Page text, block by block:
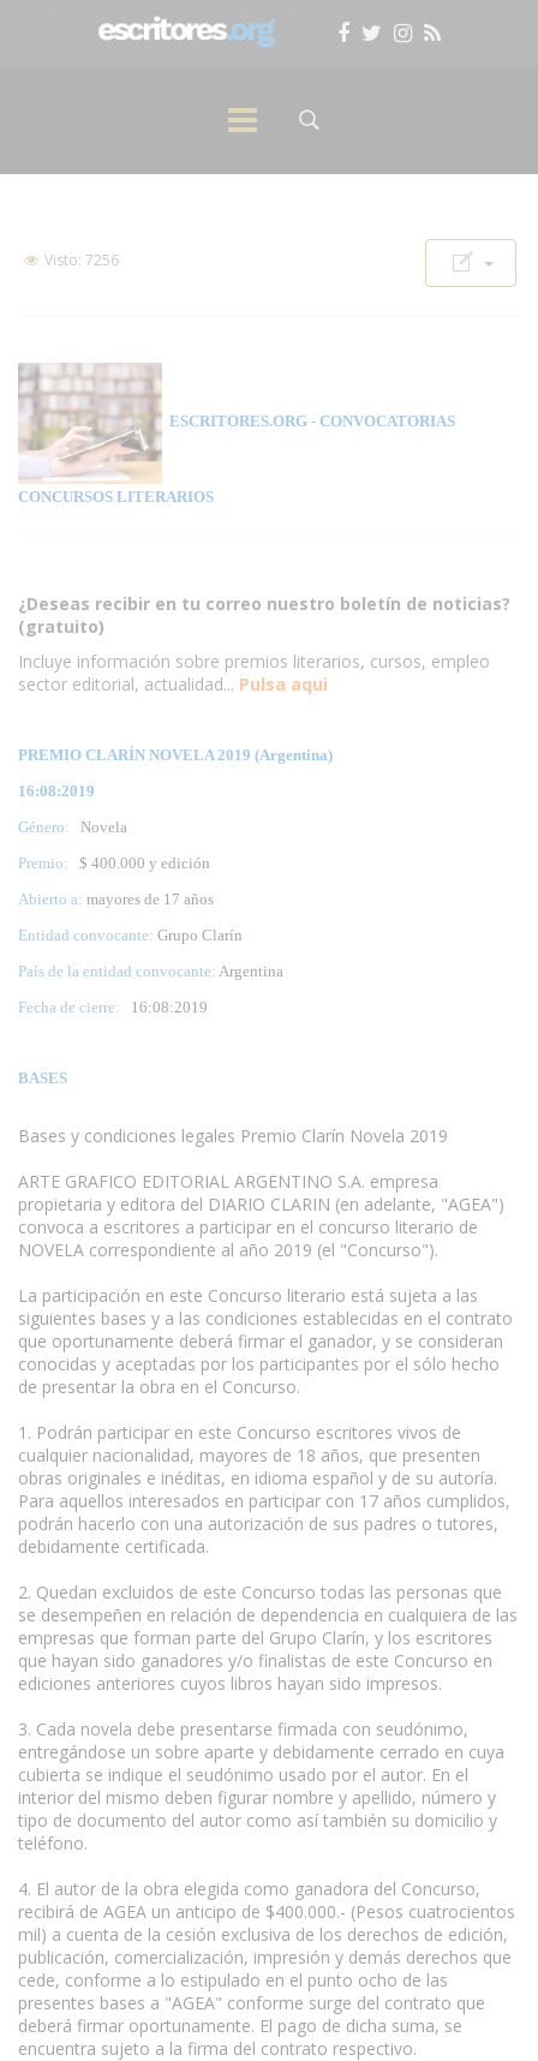
Visto: 7256
ESCRITORES.ORG - CONVOCATORIAS
CONCURSOS LITERARIOS
¿Deseas recibir en tu correo nuestro boletín de noticias?
(gratuito)
Incluye información sobre premios literarios, cursos, empleo
sector editorial, actualidad... Pulsa aqui
PREMIO CLARÍN NOVELA 2019 (Argentina)
16:08:2019
Género: Novela
Premio:
$ 400.000 y edición
Abierto a: mayores de 17 años
Entidad convocante: Grupo Clarín
País de la entidad convocante: Argentina
Fecha de cierre: 16:08:2019
BASES
Bases y condiciones legales Premio Clarín Novela 2019
ARTE GRAFICO EDITORIAL ARGENTINO S.A. empresa
propietaria y editora del DIARIO CLARIN (en adelante, "AGEA")
convoca a escritores a participar en el concurso literario de
NOVELA correspondiente al año 2019 (el "Concurso").
La participación en este Concurso literario está sujeta a las
siguientes bases y a las condiciones establecidas en el contrato
que oportunamente deberá firmar el ganador, y se consideran
conocidas y aceptadas por los participantes por el sólo hecho
de presentar la obra en el Concurso.
1. Podrán participar en este Concurso escritores vivos de
cualquier nacionalidad, mayores de 18 años, que presenten
obras originales e inéditas, en idioma español y de su autoría.
Para aquellos interesados en participar con 17 años cumplidos,
podrán hacerlo con una autorización de sus padres o tutores,
debidamente certificada.
2. Quedan excluidos de este Concurso todas las personas que
se desempeñen en relación de dependencia en cualquiera de las
empresas que forman parte del Grupo Clarín, y los escritores
que hayan sido ganadores y/o finalistas de este Concurso en
ediciones anteriores cuyos libros hayan sido impresos.
3. Cada novela debe presentarse firmada con seudónimo,
entregándose un sobre aparte y debidamente cerrado en cuya
cubierta se indique el seudónimo usado por el autor. En el
interior del mismo deben figurar nombre y apellido, número y
tipo de documento del autor como así también su domicilio y
teléfono.
4. El autor de la obra elegida como ganadora del Concurso,
recibirá de AGEA un anticipo de $400.000.- (Pesos cuatrocientos
mil) a cuenta de la cesión exclusiva de los derechos de edición,
publicación, comercialización, impresión y demás derechos que
cede, conforme a lo estipulado en el punto ocho de las
presentes bases a "AGEA" conforme surge del contrato que
deberá firmar oportunamente. El pago de dicha suma, se
encuentra sujeto a la firma del contrato respectivo.